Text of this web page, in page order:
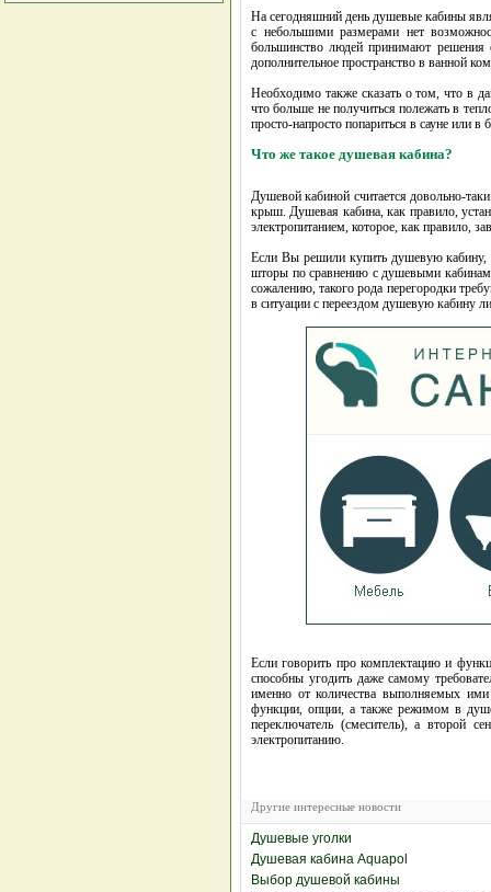
На сегодняшний день душевые кабины
с небольшими размерами нет
большинство людей принимают решения
дополнительное пространство в ванной
Необходимо также сказать о том, что в
что больше не получиться полежать в
просто-напросто попариться в сауне или
Что же такое душевая кабина?
Душевой кабиной считается довольно-
крыш. Душевая кабина, как правило,
электропитанием, которое, как правило,
Если Вы решили купить душевую кабину,
шторы по сравнению с душевыми
сожалению, такого рода перегородки
в ситуации с переездом душевую кабину
Если говорить про комплектацию и
способны угодить даже самому
именно от количества выполняемых
функции, опции, а также режимом в
переключатель (смеситель), а второй
электропитанию.
Другие интересные новости
Душевые уголки
Душевая кабина Aquapol
Выбор душевой кабины